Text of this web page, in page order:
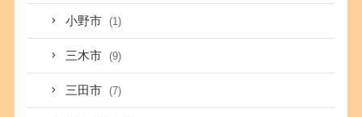
小野市 (1)
三木市 (9)
三田市 (7)